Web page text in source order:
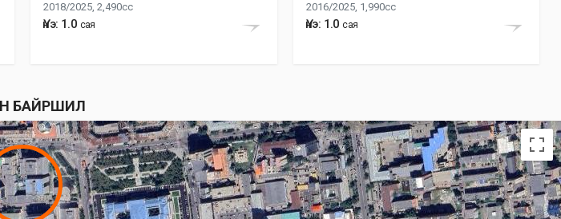
2018/2025, 2,490cc
Үнэ: 1.0 сая
2016/2025, 1,990cc
Үнэ: 1.0 сая
БАЙРШИЛ